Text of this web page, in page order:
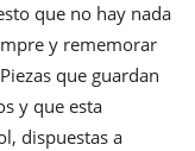
que no hay nada
y rememorar
que guardan
y que esta
dispuestas a